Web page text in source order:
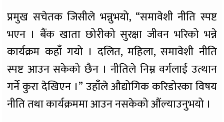
प्रमुख सचेतक जिसीले भन्नुभयो, “समावेशी नीति स्पष्ट
भएन । बैंक खाता छोरीको सुरक्षा जीवन भरिको भन्ने
कार्यक्रम कहाँ गयो । दलित, महिला, समावेशी नीति
स्पष्ट आउन सकेको छैन । नीतिले निम्न वर्गलाई उत्थान
गर्ने कुरा देखिएन ।” उहाँले औद्योगिक करिडोरका विषय
नीति तथा कार्यक्रममा आउन नसकेको औंल्याउनुभयो ।